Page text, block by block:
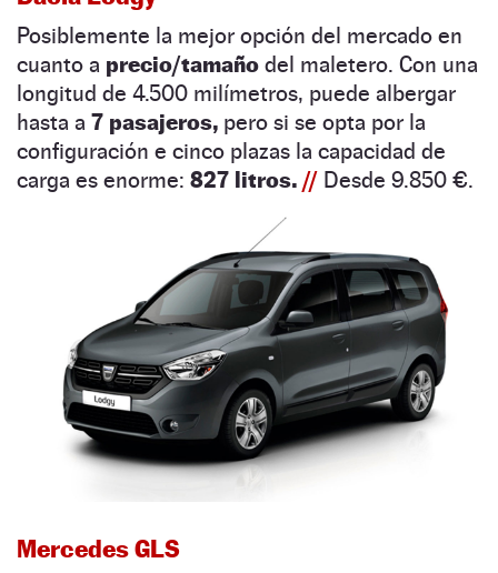
Posiblemente la mejor opción del mercado en
cuanto a precio/tamaño del maletero. Con una
longitud de 4.500 milímetros, puede albergar
hasta a 7 pasajeros, pero si se opta por la
configuración e cinco plazas la capacidad de
carga es enorme: 827 litros. // Desde 9.850 €.
Mercedes GLS